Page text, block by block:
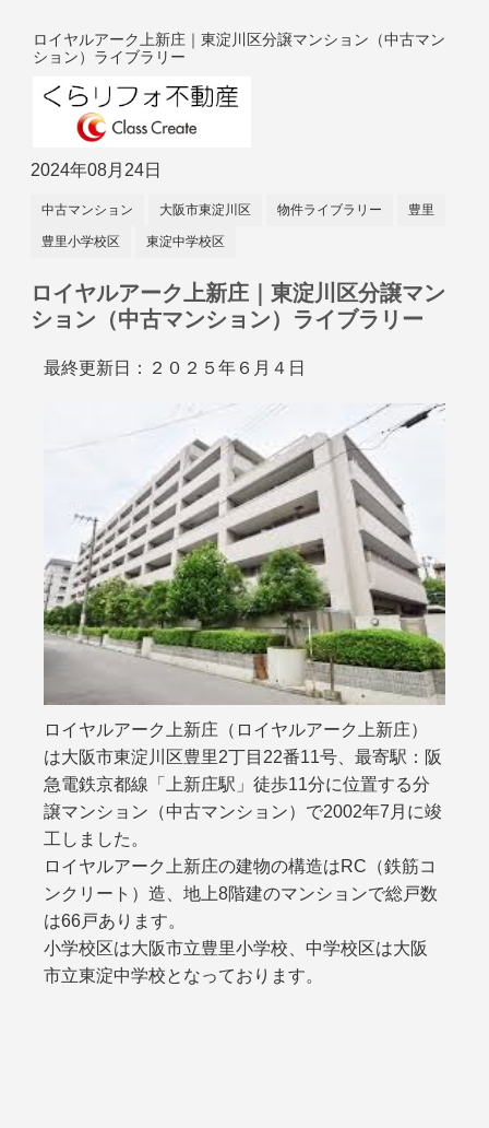
ロイヤルアーク上新庄｜東淀川区分譲マンション（中古マン
ション）ライブラリー
2024年08月24日
中古マンション 大阪市東淀川区 物件ライブラリー 豊里
豊里小学校区 東淀中学校区
ロイヤルアーク上新庄｜東淀川区分譲マン
ション（中古マンション）ライブラリー
最終更新日：２０２５年６月４日
ロイヤルアーク上新庄（ロイヤルアーク上新庄）
は大阪市東淀川区豊里2丁目22番11号、最寄駅：阪
急電鉄京都線「上新庄駅」徒歩11分に位置する分
譲マンション（中古マンション）で2002年7月に竣
工しました。
ロイヤルアーク上新庄の建物の構造はRC（鉄筋コ
ンクリート）造、地上8階建のマンションで総戸数
は66戸あります。
小学校区は大阪市立豊里小学校、中学校区は大阪
市立東淀中学校となっております。